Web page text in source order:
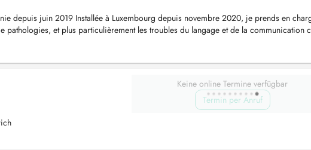
depuis juin 2019 Installée à Luxembourg depuis novembre 2020, je prends en
pathologies, et plus particulièrement les troubles du langage et de la communication
les tro...
Keine online Termine verfügbar
Termin per Anruf